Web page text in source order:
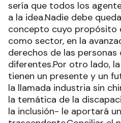
sería que todos los
a la idea.Nadie debe
concepto cuyo propósito
como sector, en la
derechos de las
diferentes.Por otro lado,
tienen un presente y un
la llamada industria sin
la temática de la
la inclusión- le aportará